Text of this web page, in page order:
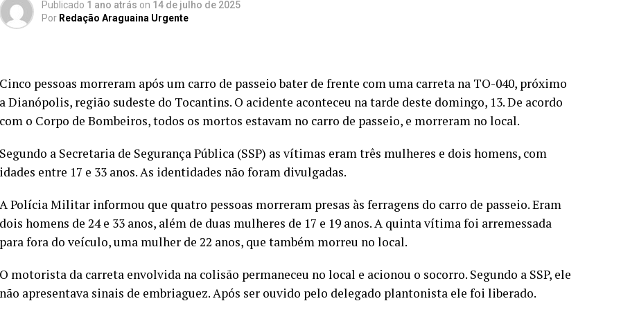
Publicado 1 ano atrás on 14 de julho de 2025
Por Redação Araguaina Urgente
Cinco pessoas morreram após um carro de passeio bater de frente com uma carreta na TO-040, próximo
a Dianópolis, região sudeste do Tocantins. O acidente aconteceu na tarde deste domingo, 13. De acordo
com o Corpo de Bombeiros, todos os mortos estavam no carro de passeio, e morreram no local.
Segundo a Secretaria de Segurança Pública (SSP) as vítimas eram três mulheres e dois homens, com
idades entre 17 e 33 anos. As identidades não foram divulgadas.
A Polícia Militar informou que quatro pessoas morreram presas às ferragens do carro de passeio. Eram
dois homens de 24 e 33 anos, além de duas mulheres de 17 e 19 anos. A quinta vítima foi arremessada
para fora do veículo, uma mulher de 22 anos, que também morreu no local.
O motorista da carreta envolvida na colisão permaneceu no local e acionou o socorro. Segundo a SSP, ele
não apresentava sinais de embriaguez. Após ser ouvido pelo delegado plantonista ele foi liberado.